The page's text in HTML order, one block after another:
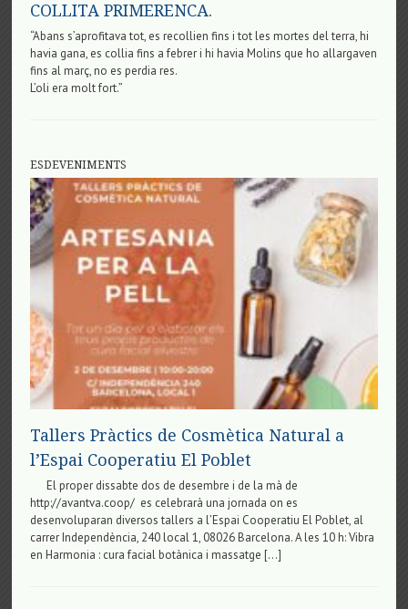
COLLITA PRIMERENCA.
“Abans s’aprofitava tot, es recollien fins i tot les mortes del terra, hi
havia gana, es collia fins a febrer i hi havia Molins que ho allargaven
fins al març, no es perdia res.
L’oli era molt fort.”
ESDEVENIMENTS
Tallers Pràctics de Cosmètica Natural a
l’Espai Cooperatiu El Poblet
El proper dissabte dos de desembre i de la mà de
http://avantva.coop/ es celebrarà una jornada on es
desenvoluparan diversos tallers a l’Espai Cooperatiu El Poblet, al
carrer Independència, 240 local 1, 08026 Barcelona. A les 10 h: Vibra
en Harmonia : cura facial botànica i massatge […]